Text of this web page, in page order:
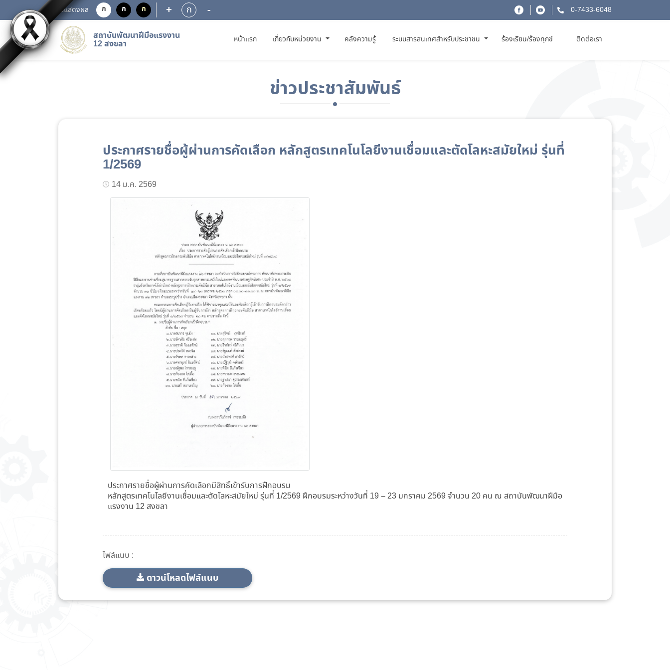
การแสดงผล ก ก ก + ก - 0-7433-6048
สถาบันพัฒนาฝีมือแรงงาน
12 สงขลา หน้าแรก(CURRENT)
เกี่ยวกับหน่วยงาน คลังความรู้ ระบบสารสนเทศสำหรับประชาชน ร้องเรียน/ร้องทุกข์ ติดต่อเรา
ข่าวประชาสัมพันธ์
ประกาศรายชื่อผู้ผ่านการคัดเลือก หลักสูตรเทคโนโลยีงานเชื่อมและตัดโลหะสมัยใหม่ รุ่นที่
1/2569
14 ม.ค. 2569
ประกาศรายชื่อผู้ผ่านการคัดเลือกมีสิทธิ์เข้ารับการฝึกอบรม
หลักสูตรเทคโนโลยีงานเชื่อมและตัดโลหะสมัยใหม่ รุ่นที่ 1/2569 ฝึกอบรมระหว่างวันที่ 19 – 23 มกราคม 2569 จำนวน 20 คน ณ สถาบันพัฒนาฝีมือ
แรงงาน 12 สงขลา
ไฟล์แนบ :
ดาวน์โหลดไฟล์แนบ